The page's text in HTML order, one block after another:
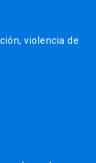
violencia de